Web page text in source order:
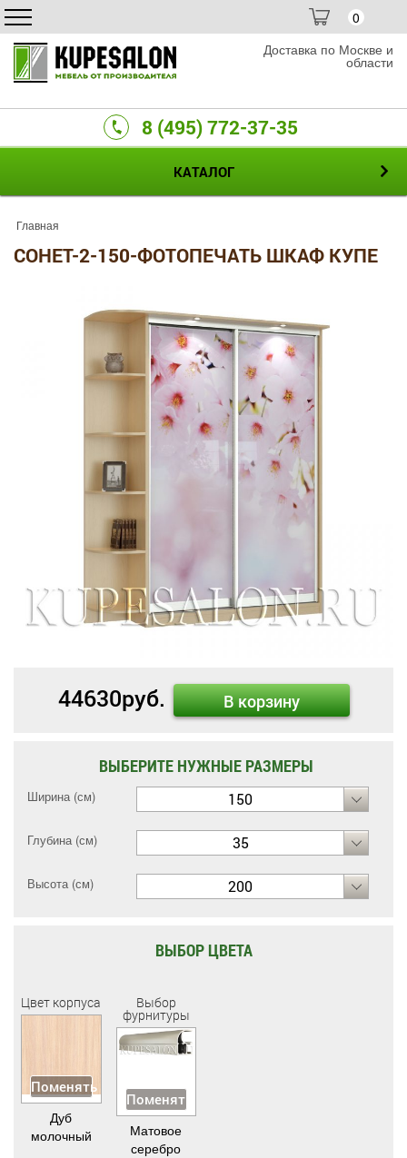
0
Доставка по Москве и
области
8 (495) 772-37-35
КАТАЛОГ
Главная
СОНЕТ-2-150-ФОТОПЕЧАТЬ ШКАФ КУПЕ
44630руб. В корзину
ВЫБЕРИТЕ НУЖНЫЕ РАЗМЕРЫ
Ширина (см) 150
Глубина (см) 35
Высота (см) 200
ВЫБОР ЦВЕТА
Цвет корпуса
Поменять
Дуб
молочный
Выбор
фурнитуры
Поменять
Матовое
серебро